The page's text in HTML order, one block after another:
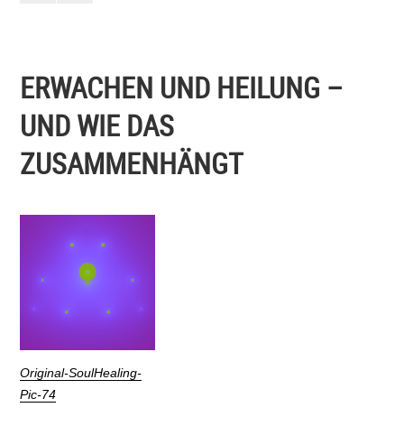
ERWACHEN UND HEILUNG –
UND WIE DAS
ZUSAMMENHÄNGT
Original-SoulHealing-
Pic-74